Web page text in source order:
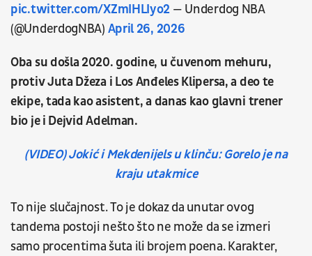
pic.twitter.com/XZmIHLIyo2 — Underdog NBA
(@UnderdogNBA) April 26, 2026
Oba su došla 2020. godine, u čuvenom mehuru,
protiv Juta Džeza i Los Anđeles Klipersa, a deo te
ekipe, tada kao asistent, a danas kao glavni trener
bio je i Dejvid Adelman.
(VIDEO) Jokić i Mekdenijels u klinču: Gorelo je na
kraju utakmice
To nije slučajnost. To je dokaz da unutar ovog
tandema postoji nešto što ne može da se izmeri
samo procentima šuta ili brojem poena. Karakter,